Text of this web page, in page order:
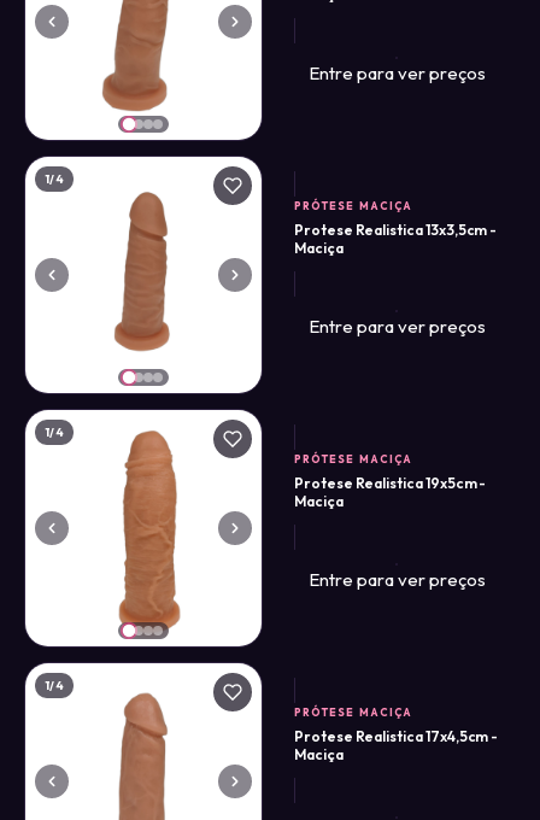
Entre para ver preços
1/4
PRÓTESE MACIÇA
Protese Realistica 13x3,5cm -
Maciça
Entre para ver preços
1/4
PRÓTESE MACIÇA
Protese Realistica 19x5cm -
Maciça
Entre para ver preços
1/4
PRÓTESE MACIÇA
Protese Realistica 17x4,5cm -
Maciça